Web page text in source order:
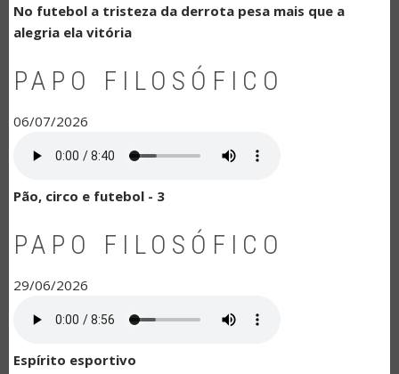
No futebol a tristeza da derrota pesa mais que a
alegria ela vitória
PAPO FILOSÓFICO
06/07/2026
Pão, circo e futebol - 3
PAPO FILOSÓFICO
29/06/2026
Espírito esportivo